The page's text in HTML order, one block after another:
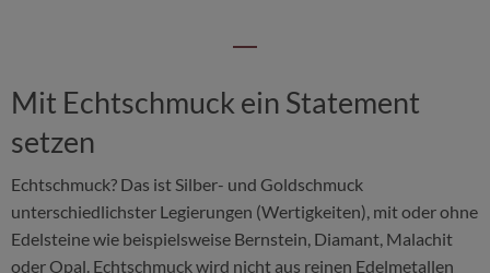
Mit Echtschmuck ein Statement
setzen
Echtschmuck? Das ist Silber- und Goldschmuck
unterschiedlichster Legierungen (Wertigkeiten), mit oder ohne
Edelsteine wie beispielsweise Bernstein, Diamant, Malachit
oder Opal. Echtschmuck wird nicht aus reinen Edelmetallen